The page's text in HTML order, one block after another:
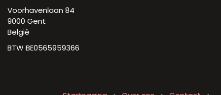
Voorhavenlaan 84
9000 Gent
België
BTW BE0565959366